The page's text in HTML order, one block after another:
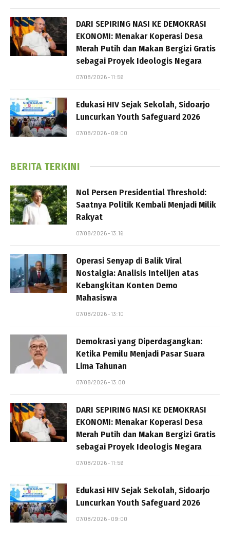
DARI SEPIRING NASI KE DEMOKRASI
EKONOMI: Menakar Koperasi Desa
Merah Putih dan Makan Bergizi Gratis
sebagai Proyek Ideologis Negara
07/08/2026 - 11:56
Edukasi HIV Sejak Sekolah, Sidoarjo
Luncurkan Youth Safeguard 2026
07/08/2026 - 09:00
BERITA TERKINI
Nol Persen Presidential Threshold:
Saatnya Politik Kembali Menjadi Milik
Rakyat
07/08/2026 - 13:16
Operasi Senyap di Balik Viral
Nostalgia: Analisis Intelijen atas
Kebangkitan Konten Demo
Mahasiswa
07/08/2026 - 13:10
Demokrasi yang Diperdagangkan:
Ketika Pemilu Menjadi Pasar Suara
Lima Tahunan
07/08/2026 - 13:00
DARI SEPIRING NASI KE DEMOKRASI
EKONOMI: Menakar Koperasi Desa
Merah Putih dan Makan Bergizi Gratis
sebagai Proyek Ideologis Negara
07/08/2026 - 11:56
Edukasi HIV Sejak Sekolah, Sidoarjo
Luncurkan Youth Safeguard 2026
07/08/2026 - 09:00